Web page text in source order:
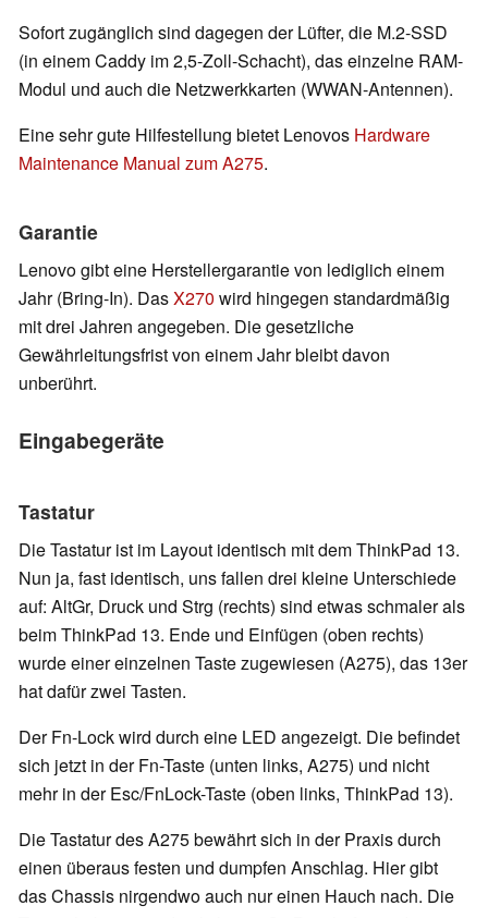
Sofort zugänglich sind dagegen der Lüfter, die M.2-SSD
(in einem Caddy im 2,5-Zoll-Schacht), das einzelne RAM-
Modul und auch die Netzwerkkarten (WWAN-Antennen).
Eine sehr gute Hilfestellung bietet Lenovos Hardware
Maintenance Manual zum A275.
Garantie
Lenovo gibt eine Herstellergarantie von lediglich einem
Jahr (Bring-In). DasX270 wird hingegen standardmäßig
mit drei Jahren angegeben. Die gesetzliche
Gewährleitungsfrist von einem Jahr bleibt davon
unberührt.
Eingabegeräte
Tastatur
Die Tastatur ist im Layout identisch mit dem ThinkPad 13.
Nun ja, fast identisch, uns fallen drei kleine Unterschiede
auf: AltGr, Druck und Strg (rechts) sind etwas schmaler als
beim ThinkPad 13. Ende und Einfügen (oben rechts)
wurde einer einzelnen Taste zugewiesen (A275), das 13er
hat dafür zwei Tasten.
Der Fn-Lock wird durch eine LED angezeigt. Die befindet
sich jetzt in der Fn-Taste (unten links, A275) und nicht
mehr in der Esc/FnLock-Taste (oben links, ThinkPad 13).
Die Tastatur des A275 bewährt sich in der Praxis durch
einen überaus festen und dumpfen Anschlag. Hier gibt
das Chassis nirgendwo auch nur einen Hauch nach. Die